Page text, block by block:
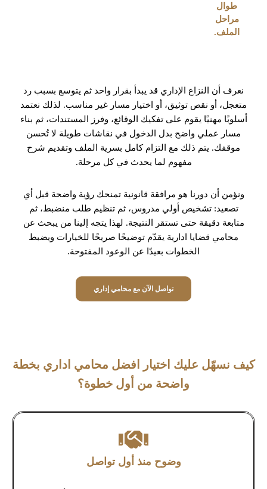
طوال
مراحل
الملف.
نعرف أن النزاع الإداري قد يبدأ بقرار واحد ثم يتوسع بسبب رد
متعجل، أو نقص توثيق، أو اختيار مسار غير مناسب. لذلك نعتمد
أسلوبًا مهنيًا يقوم على تفكيك الوقائع، وفرز المستندات، ثم بناء
مسار عملي واضح بدل الدخول في نقاشات طويلة لا تُحسن
موقفك. يتم ذلك مع التزام كامل بسرية الملف وتقديم شرح
مفهوم لما يحدث في كل مرحلة.
ونؤمن أن دورنا هو مرافقة قانونية تمنحك رؤية واضحة قبل أي
تصعيد: تشخيص أولي مدروس، ثم تنظيم طلب منضبط، ثم
متابعة دقيقة حتى تستقر النتيجة. لهذا يتجه إلينا من يبحث عن
محامي قضايا ادارية يقدّم توضيحًا صريحًا للخيارات ويضبط
الخطوات بعيدًا عن الوعود المفتوحة.
تواصل الآن مع محامي إداري
كيف نسهّل عليك اختيار افضل محامي اداري بخطة
واضحة من أول خطوة؟
وضوح منذ أول تواصل